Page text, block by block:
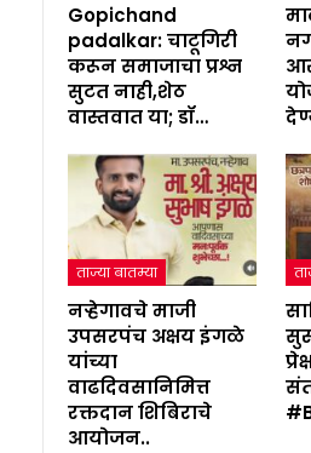
Gopichand
padalkar: चाटूगिरी
करून समाजाचा प्रश्न
सुटत नाही,शेठ
वास्तवात या; डॉ…
ताज्या बातम्या
नऱ्हेगावचे माजी
उपसरपंच अक्षय इंगळे
यांच्या
वाढदिवसानिमित्त
रक्तदान शिबिराचे
आयोजन..